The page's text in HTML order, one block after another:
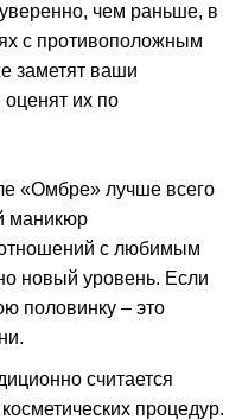
чем раньше, в
с противоположным
заметят ваши
оценят их по
«Омбре» лучше всего
маникюр
с любимым
новый уровень. Если
половинку – это
считается
процедур.